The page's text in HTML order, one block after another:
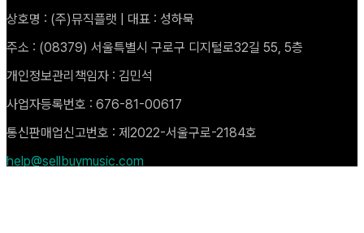
상호명 : (주)뮤직플랫 | 대표 : 성하묵
주소 : (08379) 서울특별시 구로구 디지털로32길 55, 5층
개인정보관리책임자 : 김민석
사업자등록번호 : 676-81-00617
통신판매업신고번호 : 제2022-서울구로-2184호
help@sellbuymusic.com